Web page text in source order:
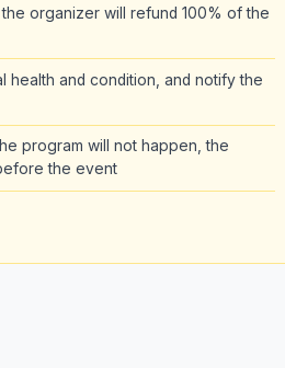
organizer will refund 100% of the
health and condition, and notify the
program will not happen, the
the event